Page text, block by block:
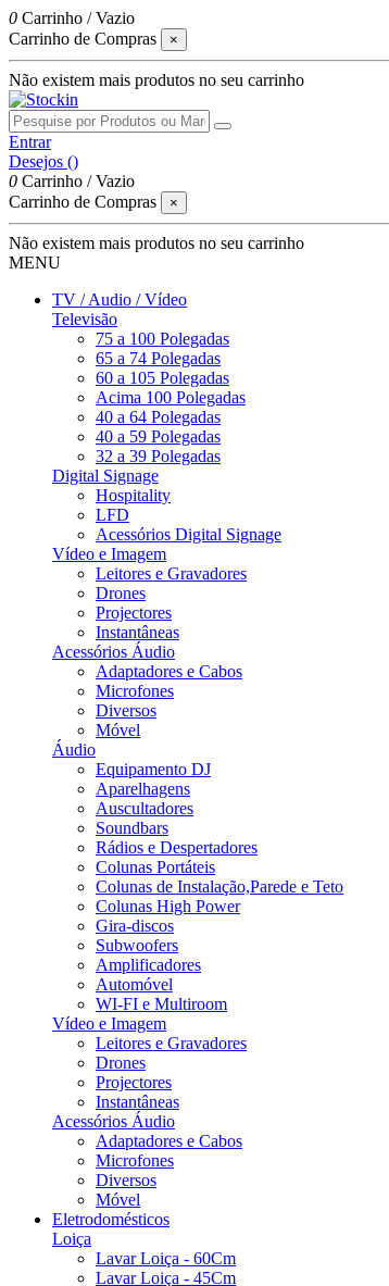
0 Carrinho /Vazio
Carrinho de Compras
×
Não existem mais produtos no seu carrinho
Entrar
Desejos ()
0 Carrinho /Vazio
Carrinho de Compras
×
Não existem mais produtos no seu carrinho
MENU
TV / Audio / Vídeo
Televisão
75 a 100 Polegadas
65 a 74 Polegadas
60 a 105 Polegadas
Acima 100 Polegadas
40 a 64 Polegadas
40 a 59 Polegadas
32 a 39 Polegadas
Digital Signage
Hospitality
LFD
Acessórios Digital Signage
Vídeo e Imagem
Leitores e Gravadores
Drones
Projectores
Instantâneas
Acessórios Áudio
Adaptadores e Cabos
Microfones
Diversos
Móvel
Áudio
Equipamento DJ
Aparelhagens
Auscultadores
Soundbars
Rádios e Despertadores
Colunas Portáteis
Colunas de Instalação,Parede e Teto
Colunas High Power
Gira-discos
Subwoofers
Amplificadores
Automóvel
WI-FI e Multiroom
Vídeo e Imagem
Leitores e Gravadores
Drones
Projectores
Instantâneas
Acessórios Áudio
Adaptadores e Cabos
Microfones
Diversos
Móvel
Eletrodomésticos
Loiça
Lavar Loiça - 60Cm
Lavar Loiça - 45Cm